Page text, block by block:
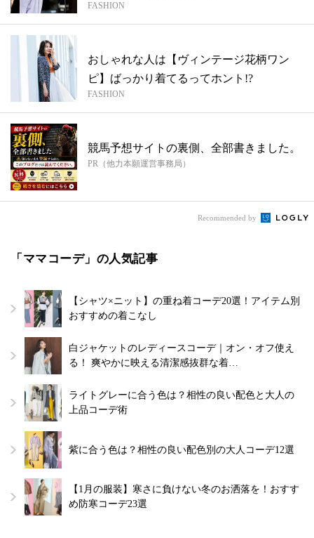
FASHION
おしゃれな人は【ヴィンテージ花柄ワン
ピ】ばっかり着てるってホント!?
FASHION
競馬予想サイトの裏側、全部書きました。
PR（他力本願運営事務局）
Recommended by
「ママコーデ」の人気記事
【シャツ×ニット】の重ね着コーデ20選！アイテム別
おすすめの着こなし
白ジャケットのレディースコーデ｜オン・オフ使え
る！ 爽やかに映える清潔感抜群な着…
ライトグレーに合う色は？相性の良い配色と大人の
上品コーデ術
紫に合う色は？相性の良い配色別の大人コーデ12選
【1月の服装】寒さに負けない冬のお洒落を！おすす
め防寒コーデ23選